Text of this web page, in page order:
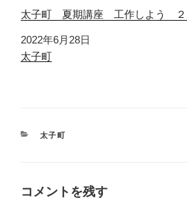
太子町 夏期講座 工作しよう ２
日付
2022年6月28日
関連理由
太子町
カ
太子町
コメントを残す